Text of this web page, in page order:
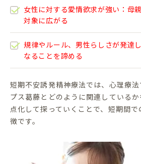
女性に対する愛情欲求が強い：母
対象に広がる
規律やルール、男性らしさが発達
なることを諦める
短期不安誘発精神療法では、心理療
プス葛藤とどのように関連している
点化して探っていくことで、短期間
徴です。